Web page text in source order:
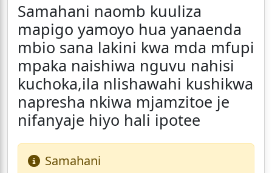
Samahani naomb kuuliza
mapigo yamoyo hua yanaenda
mbio sana lakini kwa mda mfupi
mpaka naishiwa nguvu nahisi
kuchoka,ila nlishawahi kushikwa
napresha nkiwa mjamzitoe je
nifanyaje hiyo hali ipotee
Samahani